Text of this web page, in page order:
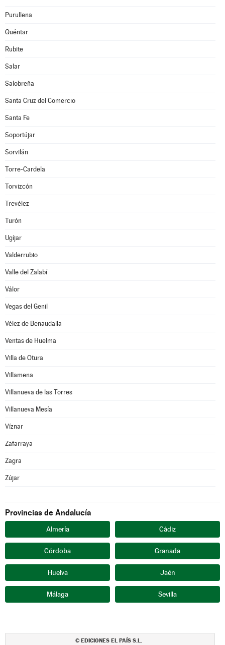
Purullena
Quéntar
Rubite
Salar
Salobreña
Santa Cruz del Comercio
Santa Fe
Soportújar
Sorvilán
Torre-Cardela
Torvizcón
Trevélez
Turón
Ugíjar
Valderrubio
Valle del Zalabí
Válor
Vegas del Genil
Vélez de Benaudalla
Ventas de Huelma
Villa de Otura
Villamena
Villanueva de las Torres
Villanueva Mesía
Víznar
Zafarraya
Zagra
Zújar
Provincias de Andalucía
Almería Cádiz
Córdoba Granada
Huelva Jaén
Málaga Sevilla
© EDICIONES EL PAÍS S.L.